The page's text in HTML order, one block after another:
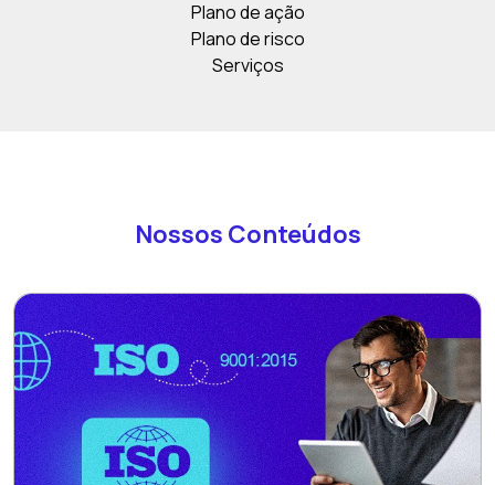
Plano de ação
Plano de risco
Serviços
Nossos Conteúdos